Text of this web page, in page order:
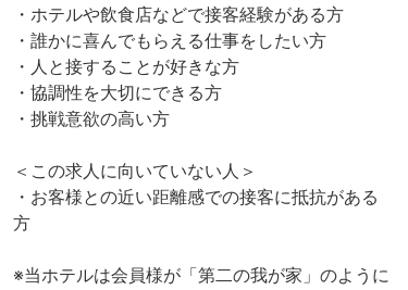
・ホテルや飲食店などで接客経験がある方
・誰かに喜んでもらえる仕事をしたい方
・人と接することが好きな方
・協調性を大切にできる方
・挑戦意欲の高い方
＜この求人に向いていない人＞
・お客様との近い距離感での接客に抵抗がある
方
※当ホテルは会員様が「第二の我が家」のように